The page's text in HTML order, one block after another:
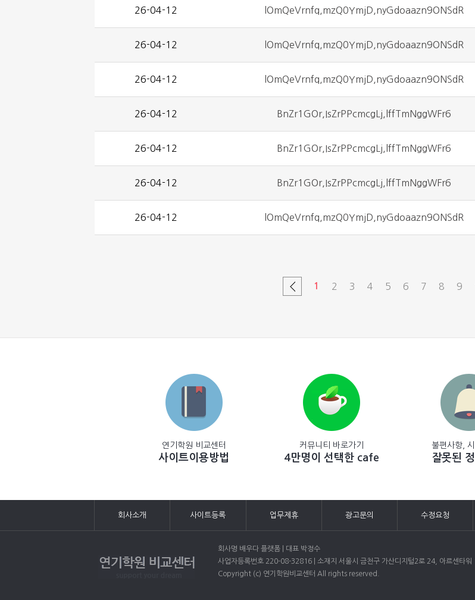
26-04-12 lOmQeVrnfq,mzQ0YmjD,nyGdoaazn9ONSdR
26-04-12 lOmQeVrnfq,mzQ0YmjD,nyGdoaazn9ONSdR
26-04-12 lOmQeVrnfq,mzQ0YmjD,nyGdoaazn9ONSdR
26-04-12 BnZr1GOr,IsZrPPcmcgLj,lffTmNggWFr6
26-04-12 BnZr1GOr,IsZrPPcmcgLj,lffTmNggWFr6
26-04-12 BnZr1GOr,IsZrPPcmcgLj,lffTmNggWFr6
26-04-12 lOmQeVrnfq,mzQ0YmjD,nyGdoaazn9ONSdR
1 2 3 4 5 6 7 8 9
연기학원 비교센터
사이트이용방법
커뮤니티 바로가기
4만명이 선택한 cafe
불편사항,
잘못된
회사소개 사이트등록 업무제휴 광고문의 수정요청
회사명 배우다 플랫폼 | 대표 박정수
사업자등록번호 220-08-32816 | 소재지 서울시 금천구 가산디지털2로 24, 아르센타
Copyright (c) 연기학원비교센터 All rights reserved.